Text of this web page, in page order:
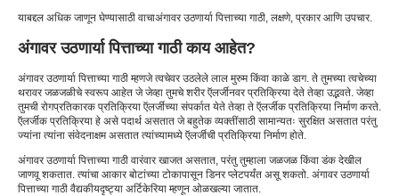
अंगावर उठणार्या पित्ताच्या गाठी साठी प्रतिबंध टिपा
याबद्दल अधिक जाणून घेण्यासाठी वाचाअंगावर उठणार्या पित्ताच्या गाठी, लक्षणे, प्रकार आणि उपचार.
अंगावर उठणार्या पित्ताच्या गाठी काय आहेत?
अंगावर उठणार्या पित्ताच्या गाठी म्हणजे त्वचेवर उठलेले लाल मुरुम किंवा काळे डाग. ते तुमच्या त्वचेच्या
थरावर जळजळीचे स्वरूप आहेत जे जेव्हा तुमचे शरीर ऍलर्जीनवर प्रतिक्रिया देते तेव्हा उद्भवते. जेव्हा
तुमची रोगप्रतिकारक प्रतिक्रिया ऍलर्जीच्या संपर्कात येते तेव्हा ते ऍलर्जीक प्रतिक्रिया निर्माण करते.
ऍलर्जीक प्रतिक्रिया हे असे पदार्थ असतात जे बहुतेक व्यक्तींसाठी सामान्यतः सुरक्षित असतात परंतु
ज्यांना त्यांना संवेदनाक्षम असतात त्यांच्यामध्ये ऍलर्जीची प्रतिक्रिया निर्माण होते.
अंगावर उठणार्या पित्ताच्या गाठी वारंवार खाजत असतात, परंतु तुम्हाला जळजळ किंवा डंक देखील
जाणवू शकतात. त्यांचा आकार बोटांच्या टोकापासून डिनर प्लेटपर्यंत असू शकतो. अंगावर उठणार्या
पित्ताच्या गाठी वैद्यकीयदृष्ट्या अर्टिकेरिया म्हणून ओळखल्या जातात.